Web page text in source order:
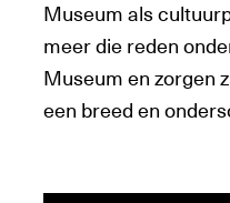
Museum als
meer die reden
Museum en zorgen
een breed en